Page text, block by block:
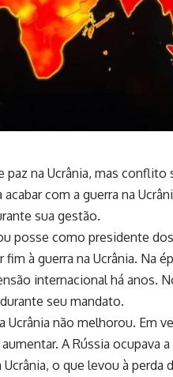
na Ucrânia, mas
com a guerra na
sua gestão.
posse como presidente
à guerra na Ucrânia. Na
internacional há anos.
seu mandato.
Ucrânia não melhorou. Em
A Rússia ocupava
o que levou à perda